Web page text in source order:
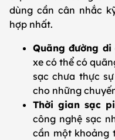
dùng cần cân nhắc
hợp nhất.
Quãng đường
xe có thể có
sạc chưa thực
cho những
Thời gian sạc
công nghệ sạc
cần một khoảng